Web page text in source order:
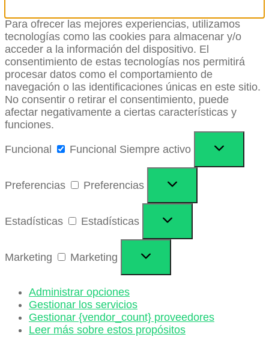
Para ofrecer las mejores experiencias, utilizamos
tecnologías como las cookies para almacenar y/o
acceder a la información del dispositivo. El
consentimiento de estas tecnologías nos permitirá
procesar datos como el comportamiento de
navegación o las identificaciones únicas en este sitio.
No consentir o retirar el consentimiento, puede
afectar negativamente a ciertas características y
funciones.
Funcional Funcional Siempre activo
Preferencias Preferencias
Estadísticas Estadísticas
Marketing Marketing
Administrar opciones
Gestionar los servicios
Gestionar {vendor_count} proveedores
Leer más sobre estos propósitos